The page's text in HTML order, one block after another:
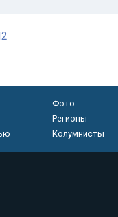
Фото
Регионы
Колумнисты